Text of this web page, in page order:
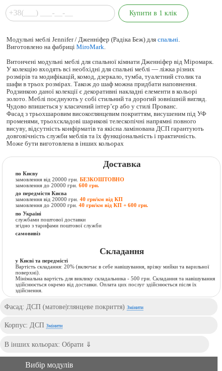
Модульні меблі Jennifer / Дженніфер (Радіка Беж) дляспальні.
Виготовлено на фабриціMiroMark.
Витончені модульні меблі для спальної кімнати Дженніфер від Міромарк.
У колекцію входять всі необхідні для спальні меблі — ліжка різних
розмірів та модифікацій, комод, дзеркало, тумба, туалетний столик та
шафи в трьох розмірах. Також до шаф можна придбати наповнення.
Родзинкою даної колекції є декоративні накладні елементи в кольорі
золото. Меблі поєднують у собі стильний та дорогий зовнішній вигляд.
Чудово впишеться у класичний інтер’єр або у стилі Прованс.
Фасад з трьохшаровим високоглянцевим покриттям, висушеним під УФ
променями, трьохскладові шарикові телескопічні напрямні повного
висуву, відсутність конфірматів та якісна ламінована ДСП гарантують
довговічність служби меблів та їх функціональність і практичність.
Може бути виготовлена в інших кольорах
Доставка
по Києву
замовлення від 20000 грн.БЕЗКОШТОВНО
замовлення до 20000 грн.600 грн.
до передмістя Києва
замовлення від 20000 грн.40 грн/км від КП
замовлення до 20000 грн.40 грн/км від КП + 600 грн.
по Україні
службами поштової доставки
згідно з тарифами поштової служби
самовивіз
Складання
у Києві та передмісті
Вартість складання:20% (включає в себе навішування, врізку мийки та варильної
поверхні).
Мінімальна вартість для виклику складальника - 500 грн. Складання та навішування
здійснюється окремо від доставки. Оплата цих послуг здійснюється після їх
здійснення.
Фасад: ДСП (матове|глянцеве покриття)Змінити
Корпус: ДСПЗмінити
Вибір модулів